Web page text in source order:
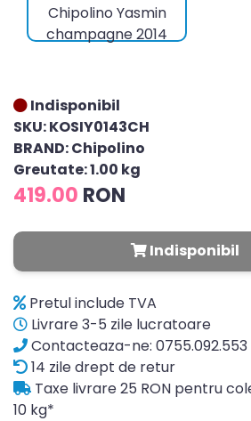
Indisponibil
SKU: KOSIY0143CH
BRAND: Chipolino
Greutate: 1.00 kg
419.00 RON
Indisponibil
Pretul include TVA
Livrare 3-5 zile lucratoare
Contacteaza-ne: 0755.092.553
14 zile drept de retur
Taxe livrare 25 RON pentru
10 kg*